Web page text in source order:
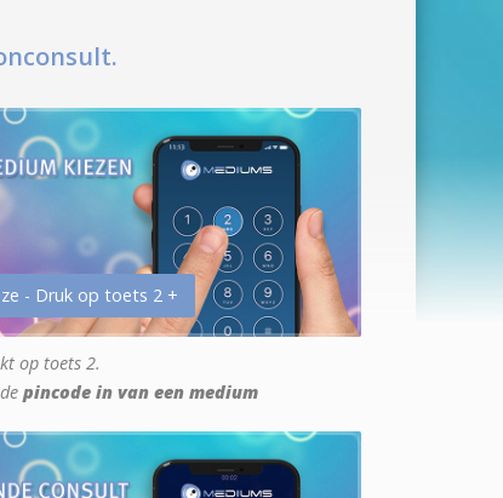
- Druk op toets 2 +
op toets 2.
pincode in van een medium